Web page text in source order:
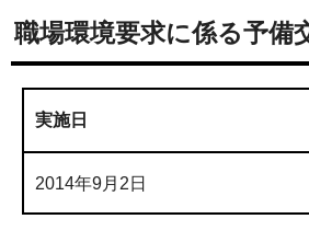
職場環境要求に係る予備
実施日
2014年9月2日